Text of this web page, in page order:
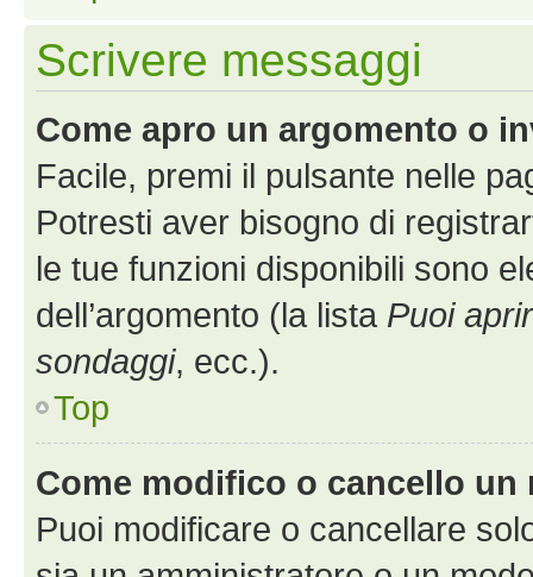
Scrivere messaggi
Come apro un argomento o
Facile, premi il pulsante nelle
Potresti aver bisogno di
le tue funzioni disponibili sono
dell’argomento (la lista Puoi
sondaggi, ecc.).
Top
Come modifico o cancello un
Puoi modificare o cancellare